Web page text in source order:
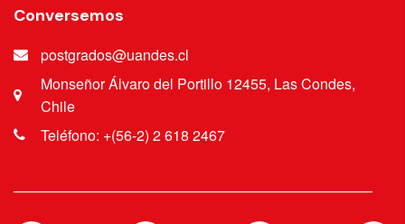
Conversemos
postgrados@uandes.cl
Monseñor Álvaro del Portillo 12455, Las Condes,
Chile
Teléfono: +(56-2) 2 618 2467